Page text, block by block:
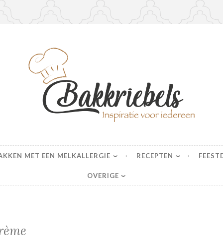
MET EEN MELKALLERGIE RECEPTEN
OVERIGE